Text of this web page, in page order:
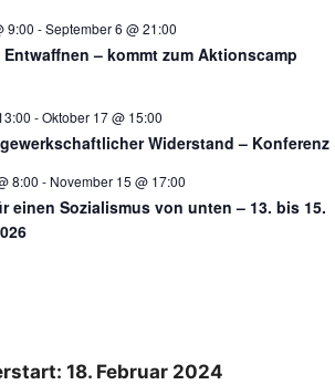
9:00 -September 6 @ 21:00
– kommt zum Aktionscamp
-Oktober 17 @ 15:00
Widerstand – Konferenz
8:00 - November 15 @ 17:00
einen Sozialismus von unten – 13. bis 15.
18. Februar 2024